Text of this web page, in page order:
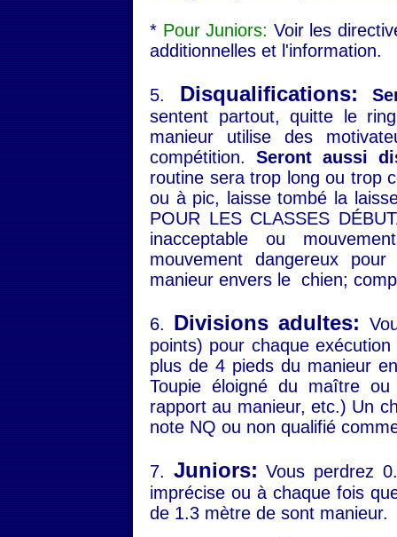
* Pour Juniors: Voir les
additionnelles et l'information.
5. Disqualifications:
sentent partout, quitte le
manieur utilise des
compétition.Seront aussi
routine sera trop long ou trop
ou à pic, laisse tombé la
POUR LES CLASSES
inacceptable ou
mouvement dangereux
manieur envers le chien;
6. Divisions adultes:
points) pour chaque
plus de 4 pieds du manieur
Toupie éloigné du maître
rapport au manieur, etc.) Un
note NQ ou non qualifié
7. Juniors: Vous perdrez
imprécise ou à chaque fois
de 1.3 mètre de sont manieur.